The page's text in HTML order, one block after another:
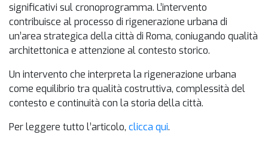
significativi sul cronoprogramma. L’intervento
contribuisce al processo di rigenerazione urbana di
un’area strategica della città di Roma, coniugando qualità
architettonica e attenzione al contesto storico.
Un intervento che interpreta la rigenerazione urbana
come equilibrio tra qualità costruttiva, complessità del
contesto e continuità con la storia della città.
Per leggere tutto l’articolo, clicca qui.